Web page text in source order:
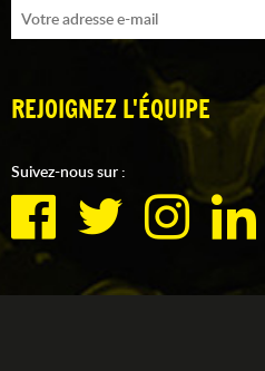
REJOIGNEZ L'ÉQUIPE
Suivez-nous sur :